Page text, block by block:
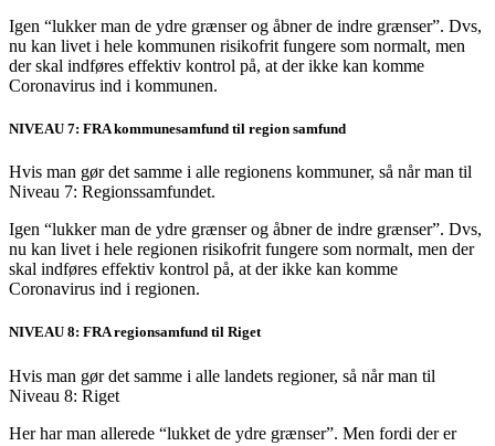
Igen “lukker man de ydre grænser og åbner de indre grænser”. Dvs,
nu kan livet i hele kommunen risikofrit fungere som normalt, men
der skal indføres effektiv kontrol på, at der ikke kan komme
Coronavirus ind i kommunen.
NIVEAU 7: FRA kommunesamfund til region samfund
Hvis man gør det samme i alle regionens kommuner, så når man til
Niveau 7: Regionssamfundet.
Igen “lukker man de ydre grænser og åbner de indre grænser”. Dvs,
nu kan livet i hele regionen risikofrit fungere som normalt, men der
skal indføres effektiv kontrol på, at der ikke kan komme
Coronavirus ind i regionen.
NIVEAU 8: FRA regionsamfund til Riget
Hvis man gør det samme i alle landets regioner, så når man til
Niveau 8: Riget
Her har man allerede “lukket de ydre grænser”. Men fordi der er